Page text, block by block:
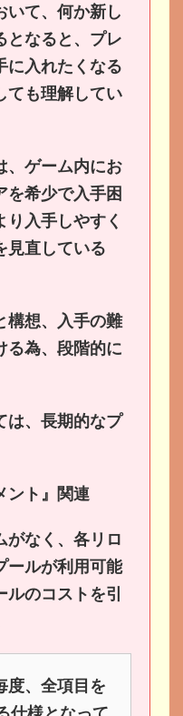
いて、何か新し
となると、プレ
に入れたくなる
ても理解してい
、ゲーム内にお
を希少で入手困
入手しやすく
見直している
構想、入手の難
る為、段階的に
は、長期的なプ
ント』関連
がなく、各リロ
ールが利用可能
のコストを引
度、全項目を